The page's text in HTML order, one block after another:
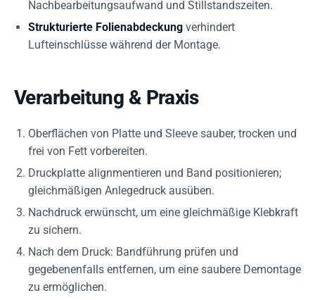
Nachbearbeitungsaufwand und Stillstandszeiten.
Strukturierte Folienabdeckung verhindert
Lufteinschlüsse während der Montage.
Verarbeitung & Praxis
Oberflächen von Platte und Sleeve sauber, trocken und
frei von Fett vorbereiten.
Druckplatte alignmentieren und Band positionieren;
gleichmäßigen Anlegedruck ausüben.
Nachdruck erwünscht, um eine gleichmäßige Klebkraft
zu sichern.
Nach dem Druck: Bandführung prüfen und
gegebenenfalls entfernen, um eine saubere Demontage
zu ermöglichen.